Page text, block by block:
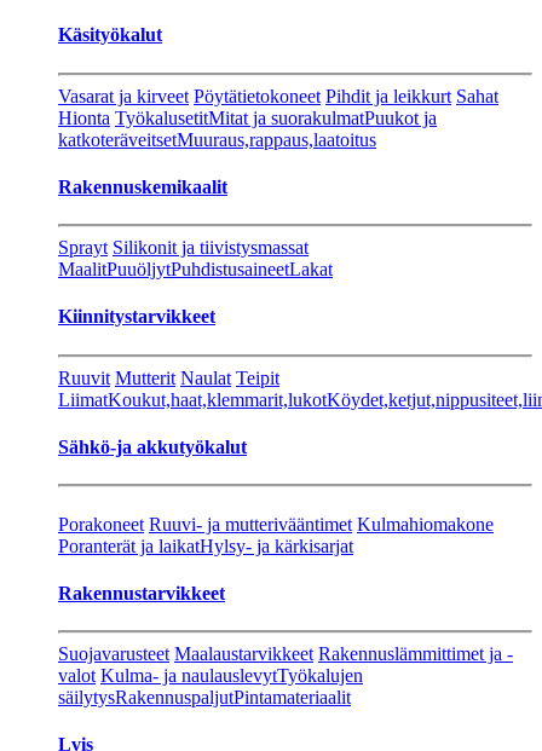
Käsityökalut
Vasarat ja kirveet Pöytätietokoneet Pihdit ja leikkurt Sahat
Hionta TyökalusetitMitat ja suorakulmatPuukot ja
katkoteräveitsetMuuraus,rappaus,laatoitus
Rakennuskemikaalit
Sprayt Silikonit ja tiivistysmassat
MaalitPuuöljytPuhdistusaineetLakat
Kiinnitystarvikkeet
Ruuvit Mutterit Naulat Teipit
LiimatKoukut,haat,klemmarit,lukot
Sähkö-ja akkutyökalut
Porakoneet Ruuvi- ja mutterivääntimet Kulmahiomakone
Poranterät ja laikatHylsy- ja kärkisarjat
Rakennustarvikkeet
Suojavarusteet Maalaustarvikkeet Rakennuslämmittimet ja -
valot Kulma- ja naulauslevytTyökalujen
säilytysRakennuspaljutPintamateriaalit
Lvis